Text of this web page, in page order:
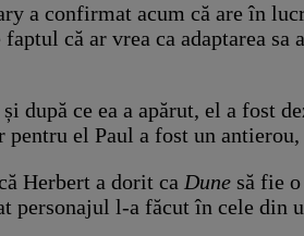
a confirmat acum că are în
că ar vrea ca adaptarea
după ce ea a apărut, el a
el Paul a fost un
Herbert a dorit ca Dune să fie
l-a făcut în cele din